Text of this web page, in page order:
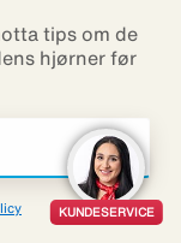
tips om de
hjørner før
KUNDESERVICE